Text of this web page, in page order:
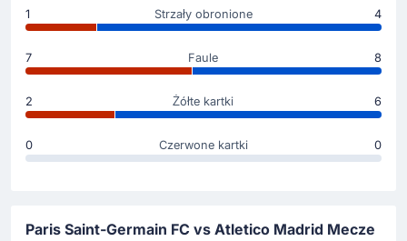
62'
Marquinhos
Marquinhos otrzymuje żółtą kartkę. Od tego momentu
musi grać ostrożniej.
Koke (Atletico Madryt) dostaje żółtą kartkę. Arbiter
spotkania Istvan Kovacs zdecydował się na ukaranie
1 Strzały obronione 4
7 Faule 8
2 Żółte kartki 6
0 Czerwone kartki 0
Paris Saint-Germain FC vs Atletico Madrid Mecze